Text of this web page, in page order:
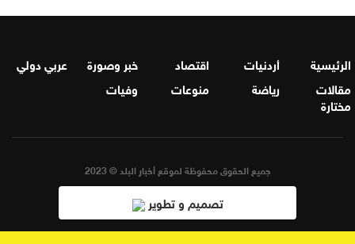
الرئيسية أردنيات اقتصاد خبر وصورة
عربي دولي
مقالات
مختارة
رياضة منوعات وفيات
جميع الحقوق محفوظة لموقع أخبار البلد © 2023
تصميم و تطوير